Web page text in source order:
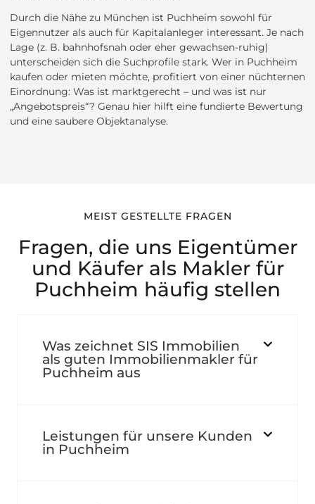
Durch die Nähe zu München ist Puchheim sowohl für
Eigennutzer als auch für Kapitalanleger interessant. Je nach
Lage (z. B. bahnhofsnah oder eher gewachsen-ruhig)
unterscheiden sich die Suchprofile stark. Wer in Puchheim
kaufen oder mieten möchte, profitiert von einer nüchternen
Einordnung: Was ist marktgerecht – und was ist nur
„Angebotspreis“? Genau hier hilft eine fundierte Bewertung
und eine saubere Objektanalyse.
MEIST GESTELLTE FRAGEN
Fragen, die uns Eigentümer
und Käufer als Makler für
Puchheim häufig stellen
Was zeichnet SIS Immobilien
als guten Immobilienmakler für
Puchheim aus
Leistungen für unsere Kunden
in Puchheim